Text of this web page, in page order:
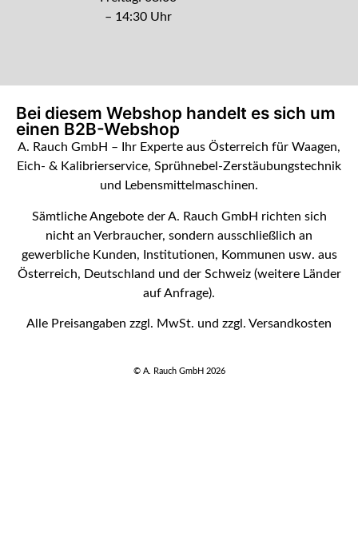
– 14:30 Uhr
Bei diesem Webshop handelt es sich um
einen B2B-Webshop
A. Rauch GmbH – Ihr Experte aus Österreich für Waagen,
Eich- & Kalibrierservice, Sprühnebel-Zerstäubungstechnik
und Lebensmittelmaschinen.
Sämtliche Angebote der A. Rauch GmbH richten sich
nicht an Verbraucher, sondern ausschließlich an
gewerbliche Kunden, Institutionen, Kommunen usw. aus
Österreich, Deutschland und der Schweiz (weitere Länder
auf Anfrage).
Alle Preisangaben zzgl. MwSt. und zzgl. Versandkosten
© A. Rauch GmbH 2026